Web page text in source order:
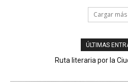
Cargar más
ÚLTIMAS
Ruta literaria por la